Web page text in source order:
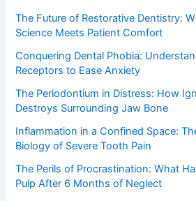
The Future of Restorative Dentistry:
Science Meets Patient Comfort
Conquering Dental Phobia:
Receptors to Ease Anxiety
The Periodontium in Distress: How
Destroys Surrounding Jaw Bone
Inflammation in a Confined Space:
Biology of Severe Tooth Pain
The Perils of Procrastination: What
Pulp After 6 Months of Neglect